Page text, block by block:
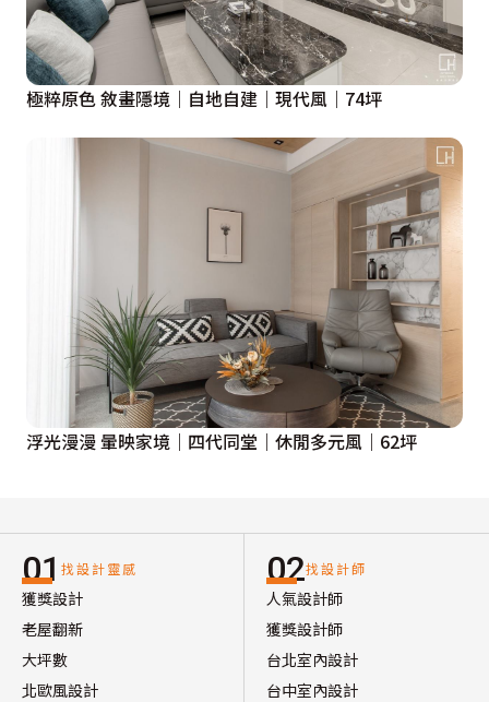
極粹原色 敘畫隱境｜自地自建｜現代風｜74坪
浮光漫漫 暈映家境｜四代同堂｜休閒多元風｜62坪
01 找設計靈感
獲獎設計
老屋翻新
大坪數
北歐風設計
02找設計師
人氣設計師
獲獎設計師
台北室內設計
台中室內設計